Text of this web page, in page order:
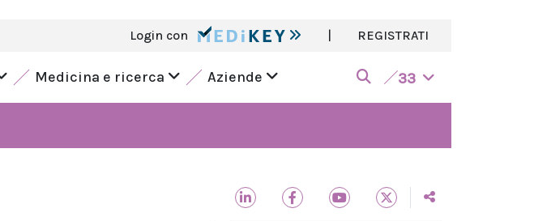
Login con | REGISTRATI
Medicina e ricerca Aziende 33